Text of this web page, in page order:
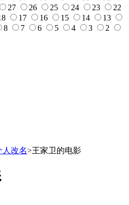
27 26 25 24 23
22
17 16 15 14
13
8 7 6 5 4 3
2
人改名>王家卫的电影